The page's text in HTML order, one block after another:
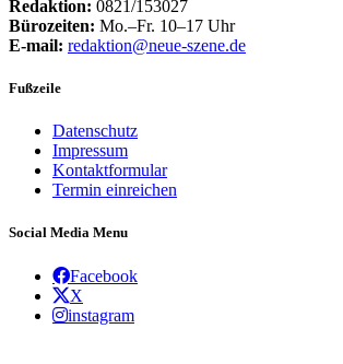
Redaktion: 0821/153027
Bürozeiten: Mo.–Fr. 10–17 Uhr
E-mail: redaktion@neue-szene.de
Fußzeile
Datenschutz
Impressum
Kontaktformular
Termin einreichen
Social Media Menu
Facebook
X
instagram